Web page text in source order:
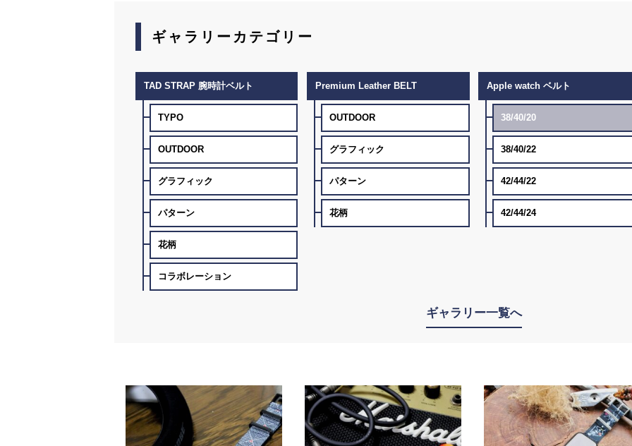
ギャラリーカテゴリー
TAD STRAP 腕時計ベルト
TYPO
OUTDOOR
グラフィック
パターン
花柄
コラボレーション
Premium Leather BELT
OUTDOOR
グラフィック
パターン
花柄
Apple watch ベルト
38/40/20
38/40/22
42/44/22
42/44/24
ギャラリー一覧へ